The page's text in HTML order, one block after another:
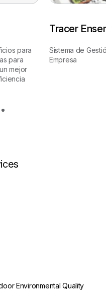
para
para
mejor
Tracer
Sistema de
Empresa
Environmental Quality